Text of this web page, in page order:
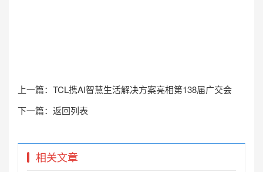
上一篇： TCL携AI智慧生活解决方案亮相第138届广交会
下一篇： 返回列表
相关文章